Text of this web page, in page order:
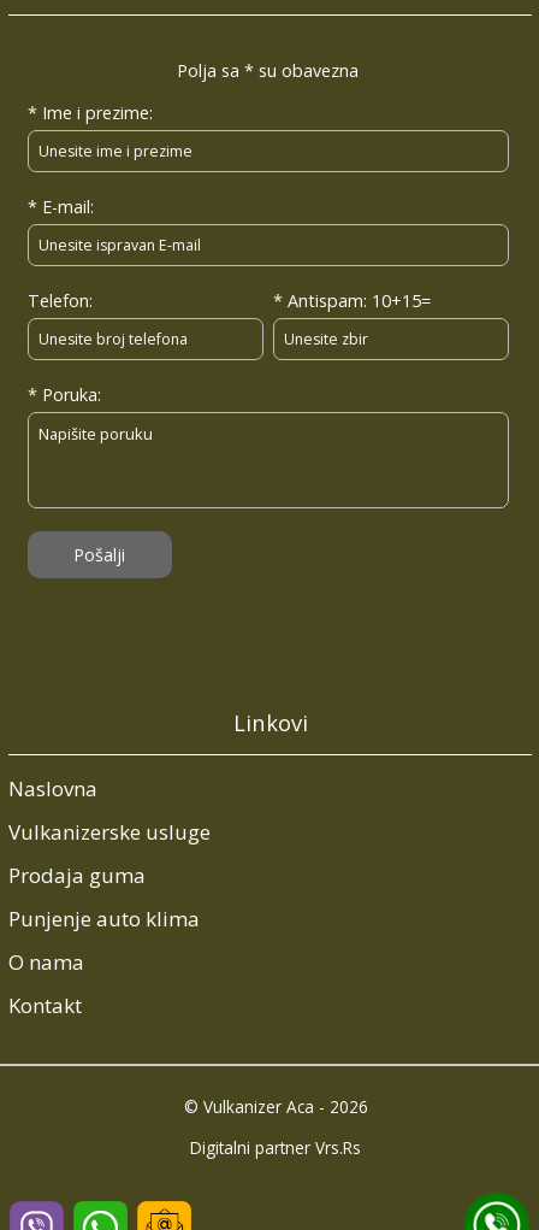
Linkovi
Naslovna
Vulkanizerske usluge
Prodaja guma
Punjenje auto klima
O nama
Kontakt
© Vulkanizer Aca - 2026
Digitalni partner Vrs.Rs